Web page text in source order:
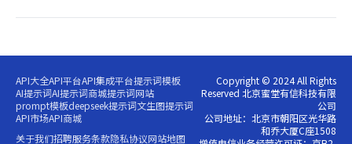
API大全API平台API集成平台提示词模板
AI提示词AI提示词商城提示词网站
prompt模板deepseek提示词文生图提示词
API市场API商城
关于我们招聘服务条款隐私协议网站地图
Copyright © 2024 All Rights
Reserved 北京蜜堂有信科技有限
公司
公司地址：北京市朝阳区光华路
和乔大厦C座1508